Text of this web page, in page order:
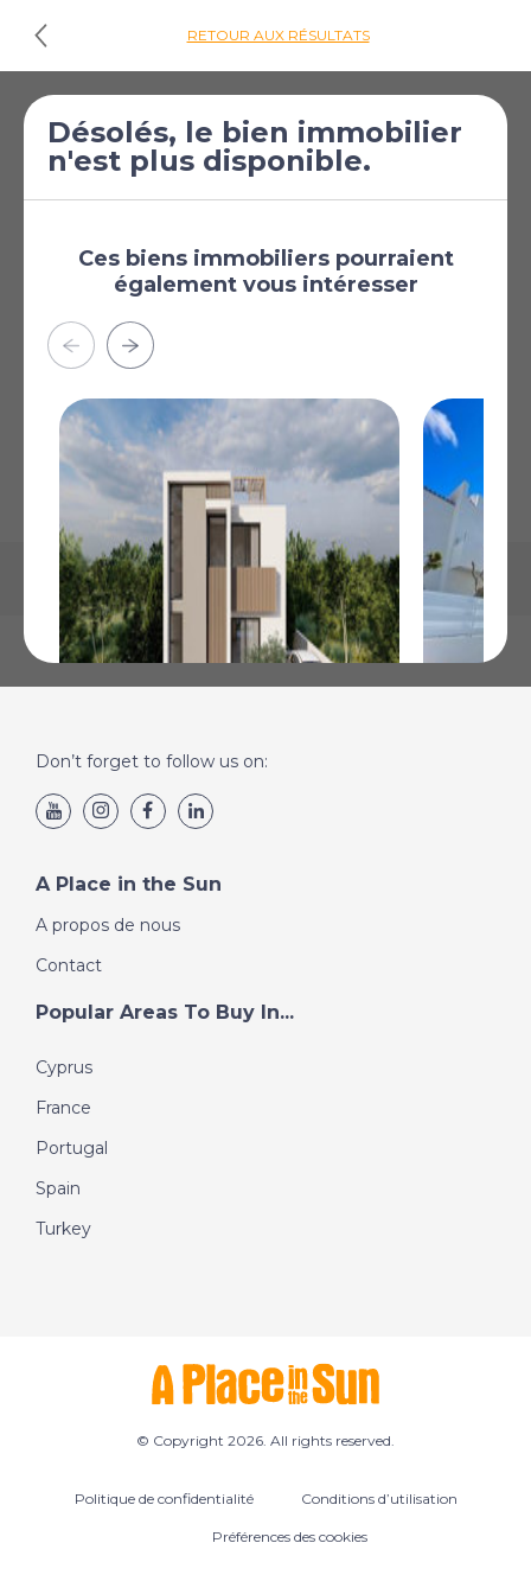
RETOUR AUX RÉSULTATS
Maison de 2
chambres à vendre
€260 000
Plus
AFFICHER SUR LA CARTE
La carte peut ne pas indiquer l'emplacement exact
Désolés, le bien immobilier
n'est plus disponible.
Ces biens immobiliers pourraient
également vous intéresser
Paphos, Paphos
€250 050
Don’t forget to follow us on:
A Place in the Sun
A propos de nous
Contact
Popular Areas To Buy In...
Cyprus
France
Portugal
Spain
Turkey
© Copyright 2026. All rights reserved.
Politique de confidentialité Conditions d’utilisation
Préférences des cookies